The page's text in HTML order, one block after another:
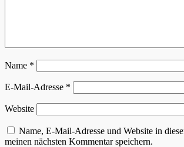
Name *
E-Mail-Adresse *
Website
Name, E-Mail-Adresse und Website in
meinen nächsten Kommentar speichern.